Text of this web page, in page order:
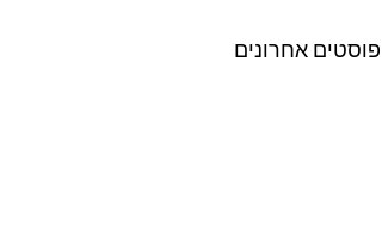
פוסטים אחרונים